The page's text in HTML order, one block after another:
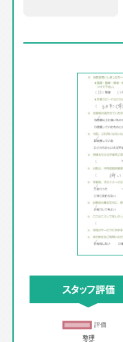
スタッフ評価